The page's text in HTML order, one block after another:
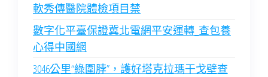
軟秀傳醫院體檢項目禁
數字化平臺保證冀北電網平安運轉_查包養
心得中國網
3046公里“綠圍脖”，護好塔克拉瑪干戈壁查